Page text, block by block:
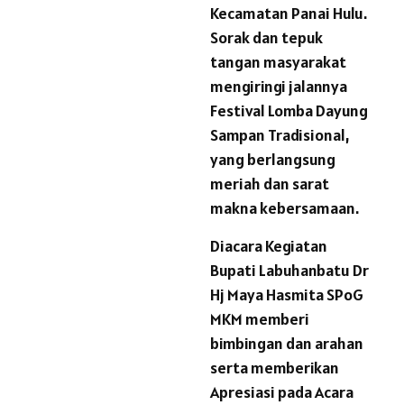
Kecamatan Panai Hulu.
Sorak dan tepuk
tangan masyarakat
mengiringi jalannya
Festival Lomba Dayung
Sampan Tradisional,
yang berlangsung
meriah dan sarat
makna kebersamaan.
Diacara Kegiatan
Bupati Labuhanbatu Dr
Hj Maya Hasmita SPoG
MKM memberi
bimbingan dan arahan
serta memberikan
Apresiasi pada Acara